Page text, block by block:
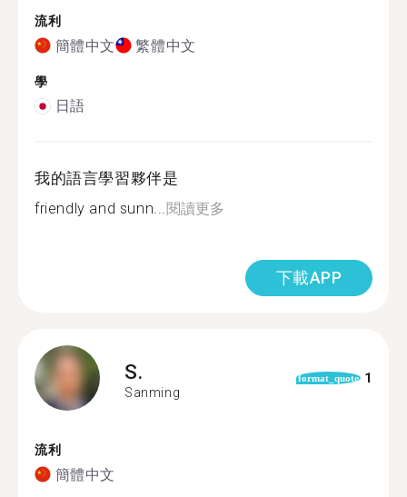
流利
簡體中文 繁體中文
學
日語
我的語言學習夥伴是
friendly and sunn...閱讀更多
下載APP
S.
Sanming
format_quote 1
流利
簡體中文